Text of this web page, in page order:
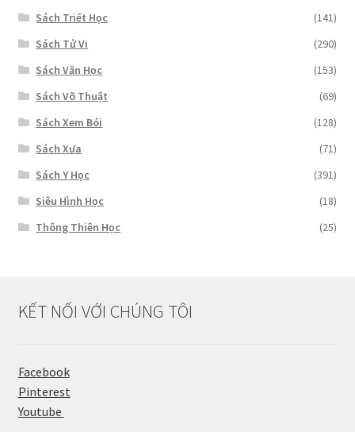
Sách Triết Học
(141)
Sách Tử Vi
(290)
Sách Văn Học
(153)
Sách Võ Thuật
(69)
Sách Xem Bói
(128)
Sách Xưa
(71)
Sách Y Học
(391)
Siêu Hình Học
(18)
Thông Thiên Học
(25)
KẾT NỐI VỚI CHÚNG TÔI
Facebook
Pinterest
Youtube